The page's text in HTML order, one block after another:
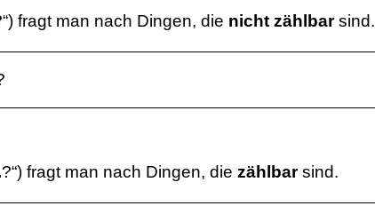
fragt man nach Dingen, die nicht zählbarsind.
?“) fragt man nach Dingen, die zählbarsind.